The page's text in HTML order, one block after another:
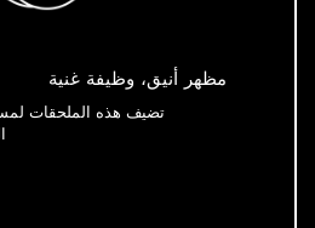
مظهر أنيق، وظيفة غنية
تضيف هذه الملحقات